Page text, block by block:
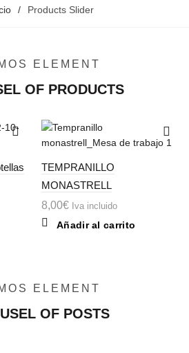
Products Slider
ELEMENT
OF PRODUCTS
TEMPRANILLO
MONASTRELL
8,00€ Iva incluido
Añadir al carrito
ELEMENT
OF POSTS